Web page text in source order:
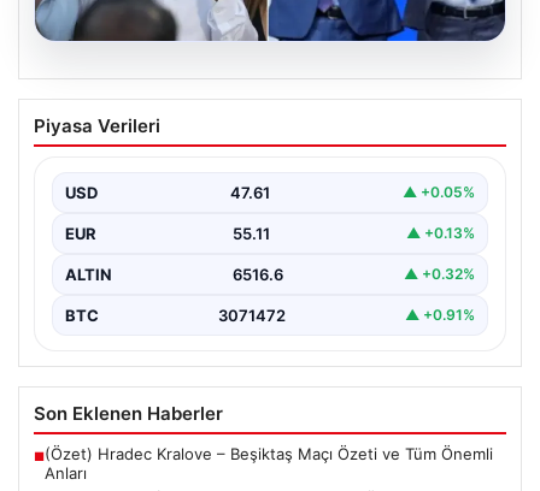
Tuzla’da ‘Millet İradesine Saygı’
yürüyüşü… Özgür Çelik ne olduğunu tek
altına, hırsızlığın altına niye imza atsın?’
{ “title”: “Tuzla’da ‘Millet İradesine Saygı’ Yürüyüşü ve
Özgür Çelik’ten Açıklamalar”, “content”: “ Tuzla…
Piyasa Verileri
USD 47.61 ▲ +0.05%
EUR 55.11 ▲ +0.13%
ALTIN 6516.6 ▲ +0.32%
BTC 3071472 ▲ +0.91%
Son Eklenen Haberler
■(Özet) Hradec Kralove – Beşiktaş Maçı Özeti ve Tüm Önemli
Anları